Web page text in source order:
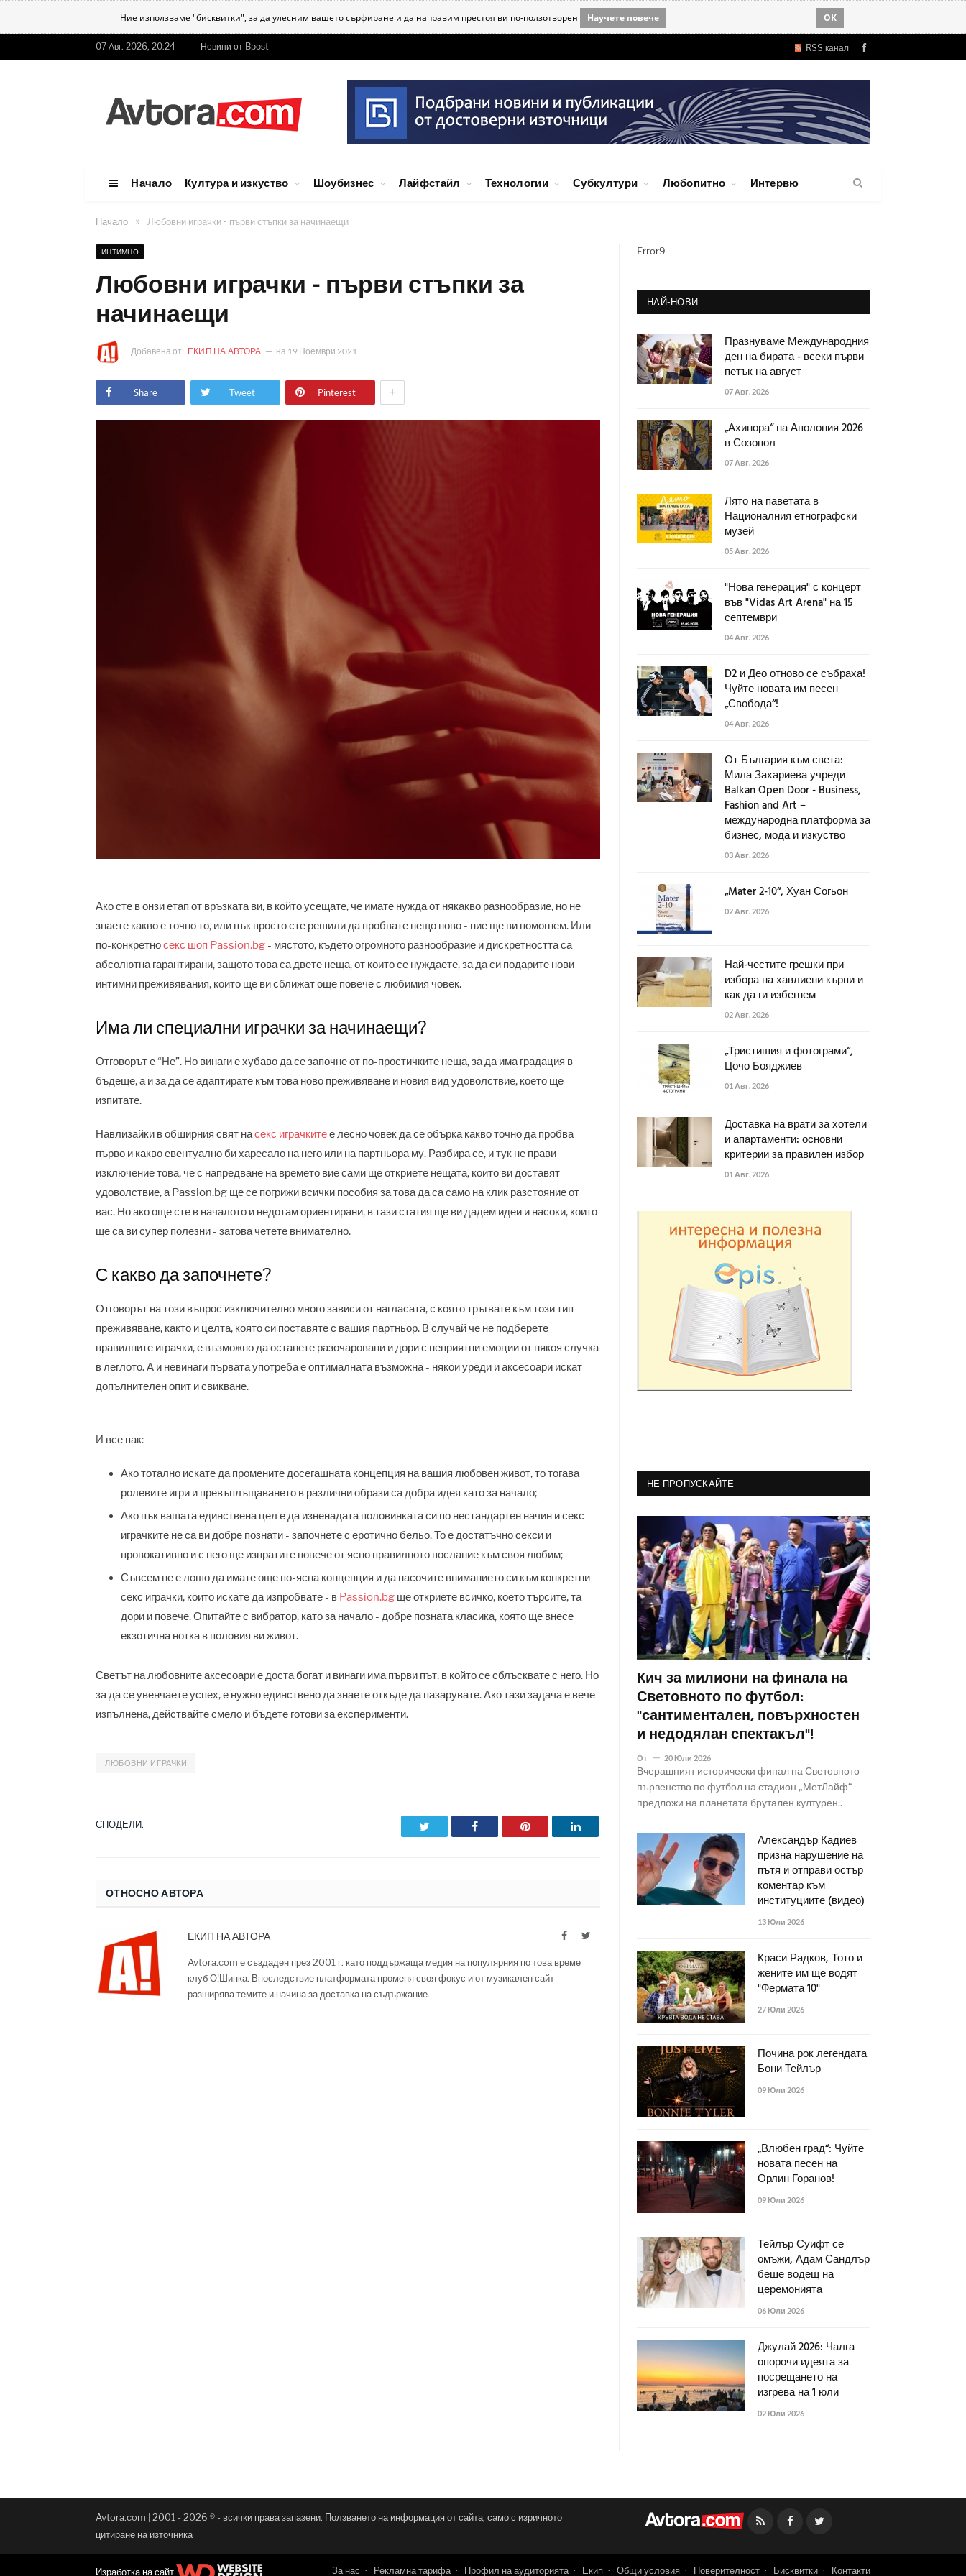
Ние използваме "бисквитки", за да улесним вашето сърфиране и да направим престоя ви по-ползотворен Научете повече OK
07 Авг. 2026, 20:24 Новини от Bpost RSS канал Facebook
Начало Култура и изкуство Шоубизнес Лайфстайл Технологии Субкултури Любопитно Интервю
Начало » Любовни играчки - първи стъпки за начинаещи
ИНТИМНО
Любовни играчки - първи стъпки за
начинаещи
Добавена от: ЕКИП НА АВТОРА на 19 Ноември 2021
Share Tweet Pinterest +
Ако сте в онзи етап от връзката ви, в който усещате, че имате нужда от някакво разнообразие, но не
знаете какво е точно то, или пък просто сте решили да пробвате нещо ново - ние ще ви помогнем. Или
по-конкретносекс шоп Passion.bg - мястото, където огромното разнообразие и дискретността са
абсолютна гарантирани, защото това са двете неща, от които се нуждаете, за да си подарите нови
интимни преживявания, които ще ви сближат още повече с любимия човек.
Има ли специални играчки за начинаещи?
Отговорът е “Не”. Но винаги е хубаво да се започне от по-простичките неща, за да има градация в
бъдеще, а и за да се адаптирате към това ново преживяване и новия вид удоволствие, което ще
изпитате.
Навлизайки в обширния свят насекс играчкитее лесно човек да се обърка какво точно да пробва
първо и какво евентуално би харесало на него или на партньора му. Разбира се, и тук не прави
изключение това, че с напредване на времето вие сами ще откриете нещата, които ви доставят
удоволствие, а Passion.bg ще се погрижи всички пособия за това да са само на клик разстояние от
вас. Но ако още сте в началото и недотам ориентирани, в тази статия ще ви дадем идеи и насоки, които
ще са ви супер полезни - затова четете внимателно.
С какво да започнете?
Отговорът на този въпрос изключително много зависи от нагласата, с която тръгвате към този тип
преживяване, както и целта, която си поставяте с вашия партньор. В случай че не подберете
правилните играчки, е възможно да останете разочаровани и дори с неприятни емоции от някоя случка
в леглото. А и невинаги първата употреба е оптималната възможна - някои уреди и аксесоари искат
допълнителен опит и свикване.
И все пак:
Ако тотално искате да промените досегашната концепция на вашия любовен живот, то тогава
ролевите игри и превъплъщаването в различни образи са добра идея като за начало;
Ако пък вашата единствена цел е да изненадата половинката си по нестандартен начин и секс
играчките не са ви добре познати - започнете с еротично бельо. То е достатъчно секси и
провокативно и с него ще изпратите повече от ясно правилното послание към своя любим;
Съвсем не е лошо да имате още по-ясна концепция и да насочите вниманието си към конкретни
секс играчки, които искате да изпробвате - в Passion.bg ще откриете всичко, което търсите, та
дори и повече. Опитайте с вибратор, като за начало - добре позната класика, която ще внесе
екзотична нотка в половия ви живот.
Светът на любовните аксесоари е доста богат и винаги има първи път, в който се сблъсквате с него. Но
за да се увенчаете успех, е нужно единствено да знаете откъде да пазарувате. Ако тази задача е вече
изпълнена, действайте смело и бъдете готови за експерименти.
ЛЮБОВНИ ИГРАЧКИ
СПОДЕЛИ. Facebook Pinterest LinkedIn
ОТНОСНО АВТОРА
ЕКИП НА АВТОРА FacebookTwitter
Avtora.com е създаден през 2001 г. като поддържаща медия на популярния по това време
клуб О!Шипка. Впоследствие платформата променя своя фокус и от музикален сайт
разширява темите и начина за доставка на съдържание.
Error9
НАЙ-НОВИ
Празнуваме Международния
ден на бирата - всеки първи
петък на август
07 Авг. 2026
„Ахинора“ на Аполония 2026
в Созопол
07 Авг. 2026
Лято на паветата в
Националния етнографски
музей
05 Авг. 2026
"Нова генерация" с концерт
във "Vidas Art Arena" на 15
септември
04 Авг. 2026
D2 и Део отново се събраха!
Чуйте новата им песен
„Свобода“!
04 Авг. 2026
От България към света:
Мила Захариева учреди
Balkan Open Door - Business,
Fashion and Art –
международна платформа за
бизнес, мода и изкуство
03 Авг. 2026
„Mater 2-10“, Хуан Согьон
02 Авг. 2026
Най-честите грешки при
избора на хавлиени кърпи и
как да ги избегнем
02 Авг. 2026
„Тристишия и фотограми“,
Цочо Бояджиев
01 Авг. 2026
Доставка на врати за хотели
и апартаменти: основни
критерии за правилен избор
01 Авг. 2026
НЕ ПРОПУСКАЙТЕ
Кич за милиони на финала на
Световното по футбол:
"сантиментален, повърхностен
и недодялан спектакъл"!
От 20 Юли 2026
Вчерашният исторически финал на Световното
първенство по футбол на стадион „МетЛайф“
предложи на планетата брутален културен..
Александър Кадиев
призна нарушение на
пътя и отправи остър
коментар към
институциите (видео)
13 Юли 2026
Краси Радков, Тото и
жените им ще водят
"Фермата 10"
27 Юли 2026
Почина рок легендата
Бони Тейлър
09 Юли 2026
„Влюбен град“: Чуйте
новата песен на
Орлин Горанов!
09 Юли 2026
Тейлър Суифт се
омъжи, Адам Сандлър
беше водещ на
церемонията
06 Юли 2026
Джулай 2026: Чалга
опорочи идеята за
посрещането на
изгрева на 1 юли
02 Юли 2026
Avtora.com | 2001 - 2026 ® - всички права запазени. Ползването на информация от сайта, само с изричното
цитиране на източника
Facebook
Изработка на сайт За нас Рекламна тарифа Профил на аудиторията Екип Общи условия Поверителност Бисквитки Контакти